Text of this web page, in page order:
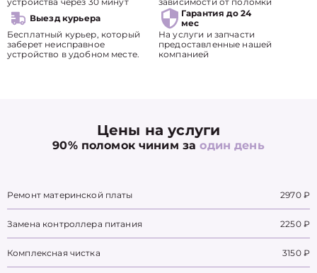
Выезд курьера
Бесплатный курьер, который
заберет неисправное
устройство в удобном месте.
Гарантия до 24
мес
На услуги и запчасти
предоставленные нашей
компанией
Цены на услуги
90% поломок чиним заодин день
Ремонт материнской платы 2970 ₽
Замена контроллера питания 2250 ₽
Комплексная чистка 3150 ₽